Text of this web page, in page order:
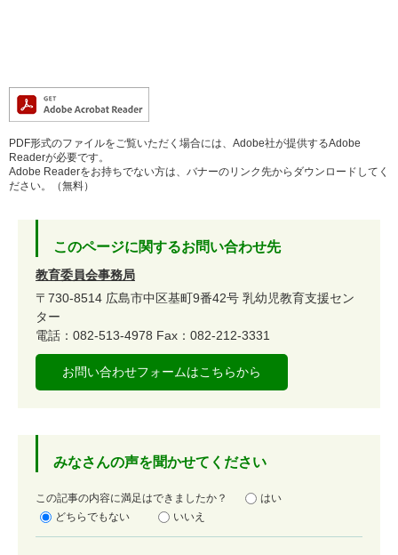
PDF形式のファイルをご覧いただく場合には、Adobe社が提供するAdobe
Readerが必要です。
Adobe Readerをお持ちでない方は、バナーのリンク先からダウンロードしてく
ださい。（無料）
このページに関するお問い合わせ先
教育委員会事務局
〒730-8514 広島市中区基町9番42号 乳幼児教育支援セン
ター
電話：082-513-4978 Fax：082-212-3331
お問い合わせフォームはこちらから
みなさんの声を聞かせてください
満
足
この記事の内容に満足はできましたか？
はい
どちらでもない
いいえ